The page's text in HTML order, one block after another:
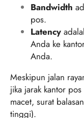
Bandwidth
pos.
Latency
Anda ke
Anda.
Meskipun jalan
jika jarak kantor
macet, surat
tinggi).